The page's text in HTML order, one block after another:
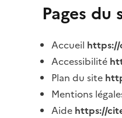
Pages
Accueil
Accessibilité
Plan du site
Mentions
Aide https://